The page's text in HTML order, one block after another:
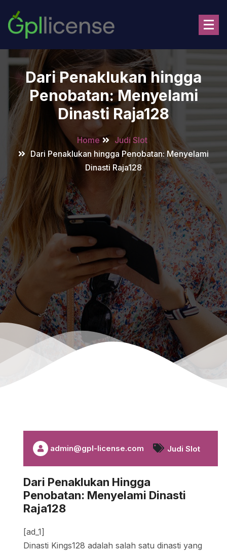
content
Dari Penaklukan hingga
Penobatan: Menyelami
Dinasti Raja128
Home
Judi Slot
Dari Penaklukan hingga Penobatan: Menyelami
Dinasti Raja128
Dari Penaklukan Hingga
Penobatan: Menyelami Dinasti
Raja128
[ad_1]
Dinasti Kings128 adalah salah satu dinasti yang
admin@gpl-license.com Judi Slot